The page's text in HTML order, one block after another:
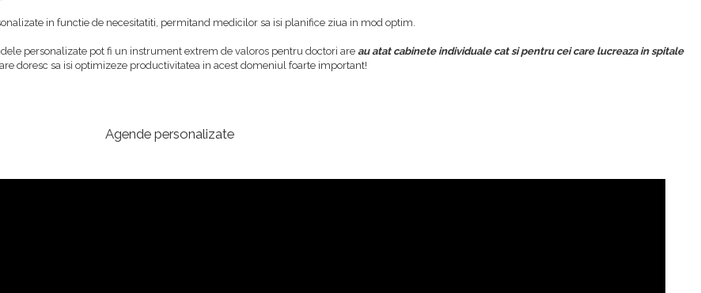
in functie de necesitatiti, permitand medicilor sa isi planifice ziua in mod optim.
personalizate pot fi un instrument extrem de valoros pentru doctori are au atat cabinete individuale cat si pentru cei care lucreaza in spitale
doresc sa isi optimizeze productivitatea in acest domeniul foarte important!
Agende personalizate